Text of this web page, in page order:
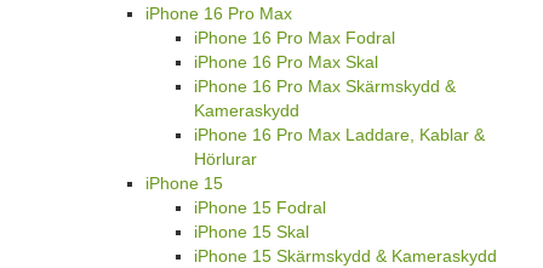
iPhone 16 Pro Max
iPhone 16 Pro Max Fodral
iPhone 16 Pro Max Skal
iPhone 16 Pro Max Skärmskydd &
Kameraskydd
iPhone 16 Pro Max Laddare, Kablar &
Hörlurar
iPhone 15
iPhone 15 Fodral
iPhone 15 Skal
iPhone 15 Skärmskydd & Kameraskydd